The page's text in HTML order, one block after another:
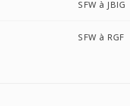
SFW à JBIG
SFW à RGF